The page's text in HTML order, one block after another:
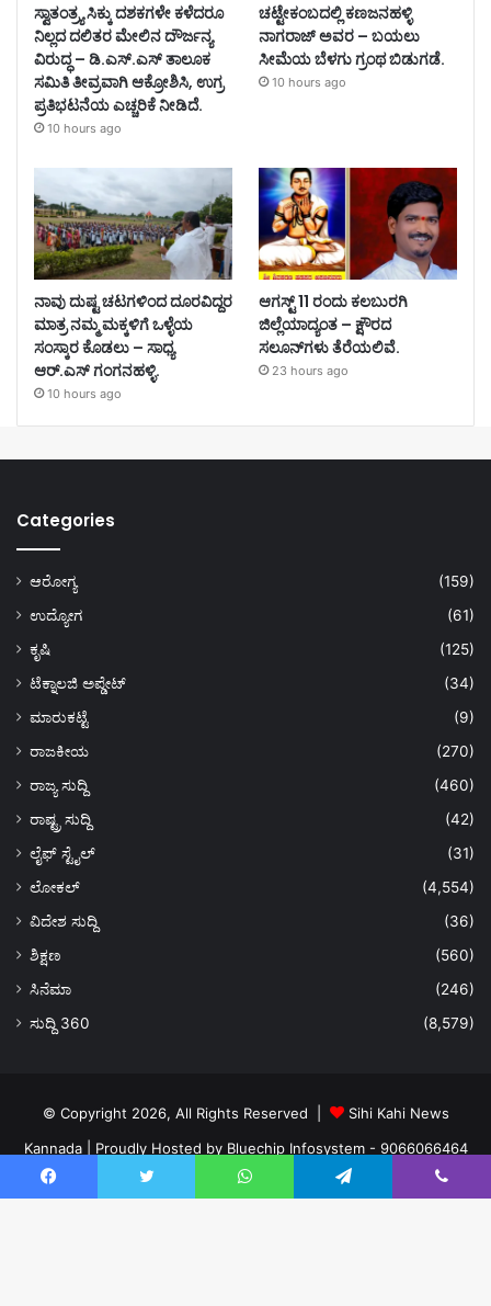
ಸ್ವಾತಂತ್ರ್ಯ ಸಿಕ್ಕು ದಶಕಗಳೇ ಕಳೆದರೂ
ನಿಲ್ಲದ ದಲಿತರ ಮೇಲಿನ ದೌರ್ಜನ್ಯ
ವಿರುದ್ಧ – ಡಿ.ಎಸ್.ಎಸ್ ತಾಲೂಕ
ಸಮಿತಿ ತೀವ್ರವಾಗಿ ಆಕ್ರೋಶಿಸಿ, ಉಗ್ರ
ಪ್ರತಿಭಟನೆಯ ಎಚ್ಚರಿಕೆ ನೀಡಿದೆ.
10 hours ago
ಚಟ್ಟೇಕಂಬದಲ್ಲಿ ಕಣಜನಹಳ್ಳಿ
ನಾಗರಾಜ್ ಅವರ – ಬಯಲು
ಸೀಮೆಯ ಬೆಳಗು ಗ್ರಂಥ ಬಿಡುಗಡೆ.
10 hours ago
ನಾವು ದುಷ್ಟ ಚಟಗಳಿಂದ ದೂರವಿದ್ದರ
ಮಾತ್ರ ನಮ್ಮ ಮಕ್ಕಳಿಗೆ ಒಳ್ಳೆಯ
ಸಂಸ್ಕಾರ ಕೊಡಲು – ಸಾಧ್ಯ
ಆರ್.ಎಸ್ ಗಂಗನಹಳ್ಳಿ.
10 hours ago
ಆಗಸ್ಟ್ 11 ರಂದು ಕಲಬುರಗಿ
ಜಿಲ್ಲೆಯಾದ್ಯಂತ – ಕ್ಷೌರದ
ಸಲೂನ್‌ಗಳು ತೆರೆಯಲಿವೆ.
23 hours ago
Categories
ಆರೋಗ್ಯ
(159)
ಉದ್ಯೋಗ
(61)
ಕೃಷಿ
(125)
ಟೆಕ್ನಾಲಜಿ ಅಪ್ಡೇಟ್
(34)
ಮಾರುಕಟ್ಟೆ
(9)
ರಾಜಕೀಯ
(270)
ರಾಜ್ಯ ಸುದ್ದಿ
(460)
ರಾಷ್ಟ್ರ ಸುದ್ದಿ
(42)
ಲೈಫ್ ಸ್ಟೈಲ್
(31)
ಲೋಕಲ್
(4,554)
ವಿದೇಶ ಸುದ್ದಿ
(36)
ಶಿಕ್ಷಣ
(560)
ಸಿನೆಮಾ
(246)
ಸುದ್ದಿ 360
(8,579)
© Copyright 2026, All Rights Reserved |
Sihi Kahi News
Kannada| Proudly Hosted by Bluechip Infosystem - 9066066464
About US
Privacy Policy Ads Policy
Terms and Conditions
Facebook Twitter WhatsApp Telegram Viber